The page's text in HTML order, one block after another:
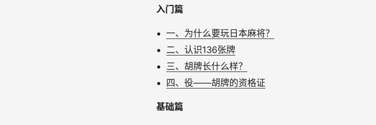
入门篇
一、为什么要玩日本麻将？
二、认识136张牌
三、胡牌长什么样？
四、役——胡牌的资格证
基础篇